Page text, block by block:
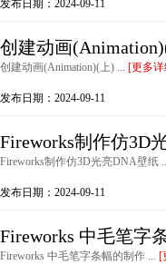
发布日期：2024-09-11
创建动画
创建动画(Animation)(上) ... [更多
发布日期：2024-09-11
Fireworks制作仿3D
Fireworks制作仿3D光亮DNA壁纸
发布日期：2024-09-11
Fireworks 中毛笔字
Fireworks 中毛笔字条幅的制作 ... [